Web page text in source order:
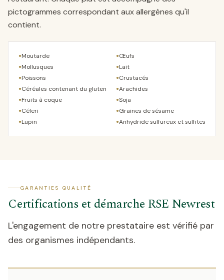
pictogrammes correspondant aux allergènes qu'il
contient.
●Moutarde ●Œufs
●Mollusques ●Lait
●Poissons ●Crustacés
●Céréales contenant du gluten ●Arachides
●Fruits à coque ●Soja
●Céleri ●Graines de sésame
●Lupin ●Anhydride sulfureux et sulfites
GARANTIES QUALITÉ
Certifications et démarche RSE Newrest
L'engagement de notre prestataire est vérifié par
des organismes indépendants.